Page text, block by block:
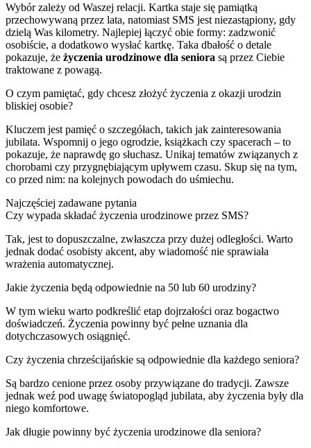
Wybór zależy od Waszej relacji. Kartka staje się pamiątką
przechowywaną przez lata, natomiast SMS jest niezastąpiony, gdy
dzielą Was kilometry. Najlepiej łączyć obie formy: zadzwonić
osobiście, a dodatkowo wysłać kartkę. Taka dbałość o detale
pokazuje, że życzenia urodzinowe dla seniora są przez Ciebie
traktowane z powagą.
O czym pamiętać, gdy chcesz złożyć życzenia z okazji urodzin
bliskiej osobie?
Kluczem jest pamięć o szczegółach, takich jak zainteresowania
jubilata. Wspomnij o jego ogrodzie, książkach czy spacerach – to
pokazuje, że naprawdę go słuchasz. Unikaj tematów związanych z
chorobami czy przygnębiającym upływem czasu. Skup się na tym,
co przed nim: na kolejnych powodach do uśmiechu.
Najczęściej zadawane pytania
Czy wypada składać życzenia urodzinowe przez SMS?
Tak, jest to dopuszczalne, zwłaszcza przy dużej odległości. Warto
jednak dodać osobisty akcent, aby wiadomość nie sprawiała
wrażenia automatycznej.
Jakie życzenia będą odpowiednie na 50 lub 60 urodziny?
W tym wieku warto podkreślić etap dojrzałości oraz bogactwo
doświadczeń. Życzenia powinny być pełne uznania dla
dotychczasowych osiągnięć.
Czy życzenia chrześcijańskie są odpowiednie dla każdego seniora?
Są bardzo cenione przez osoby przywiązane do tradycji. Zawsze
jednak weź pod uwagę światopogląd jubilata, aby życzenia były dla
niego komfortowe.
Jak długie powinny być życzenia urodzinowe dla seniora?